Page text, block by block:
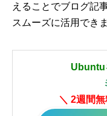
えることでブログ記
スムーズに活用できま
Ubuntu
＼ 2週間